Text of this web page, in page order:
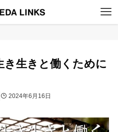
き生きと働くために
2024年6月16日